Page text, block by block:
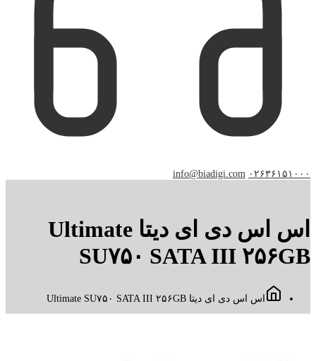
۰۲۶۳۶۱۵۱۰۰۰ info@biadigi.com
اس اس دی ای دیتا Ultimate
SU۷۵۰ SATA III ۲۵۶GB
اس اس دی ای دیتا Ultimate SU۷۵۰ SATA III ۲۵۶GB